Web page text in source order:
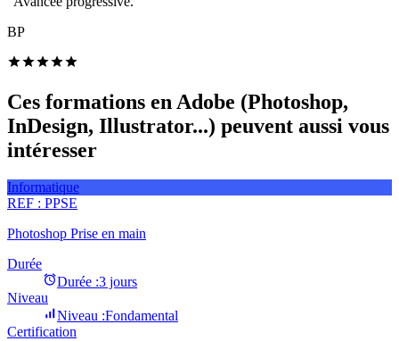
BP
Ces formations en Adobe (Photoshop,
InDesign, Illustrator...) peuvent aussi vous
intéresser
Informatique
REF : PPSE
Photoshop Prise en main
Durée
Durée :3 jours
Niveau
Niveau :Fondamental
Certification